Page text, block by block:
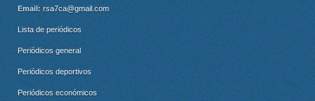
Email: rsa7ca@gmail.com
Lista de periódicos
Periódicos general
Periódicos deportivos
Periódicos económicos